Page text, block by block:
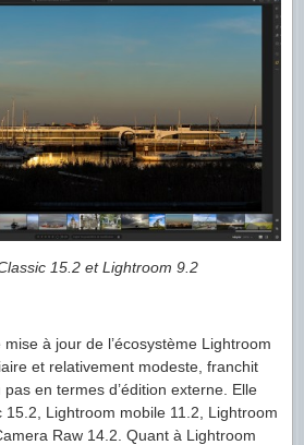
15.2 et Lightroom 9.2
à jour de l’écosystème Lightroom
et relativement modeste, franchit
en termes d’édition externe. Elle
15.2, Lightroom mobile 11.2, Lightroom
Raw 14.2. Quant à Lightroom